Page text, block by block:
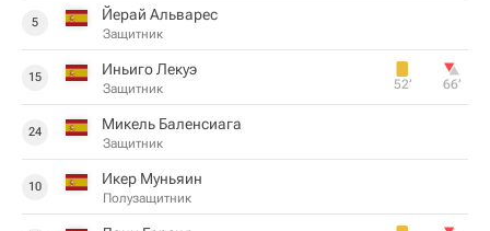
5 Йерай Альварес
Защитник
15 Иньиго Лекуэ
Защитник 52‎’‎ 66‎’‎
24 Микель Баленсиага
Защитник
10 Икер Муньяин
Полузащитник